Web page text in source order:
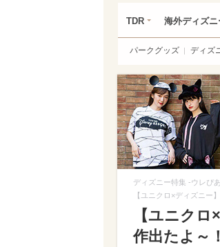
TDR 海外ディズニ
パークグッズ ディズ
ディズニー特集 -ウレぴ
【ユニクロ×ディズニー
【ユニク
作出たよ～